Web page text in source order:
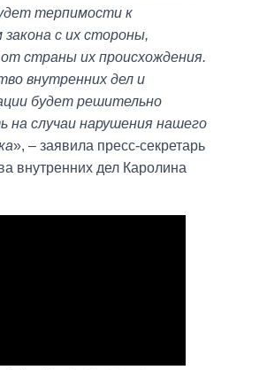
терпимости к
с их стороны,
страны их происхождения.
внутренних дел и
будет решительно
на случаи нарушения нашего
», – заявила пресс-секретарь
внутренних дел Каролина